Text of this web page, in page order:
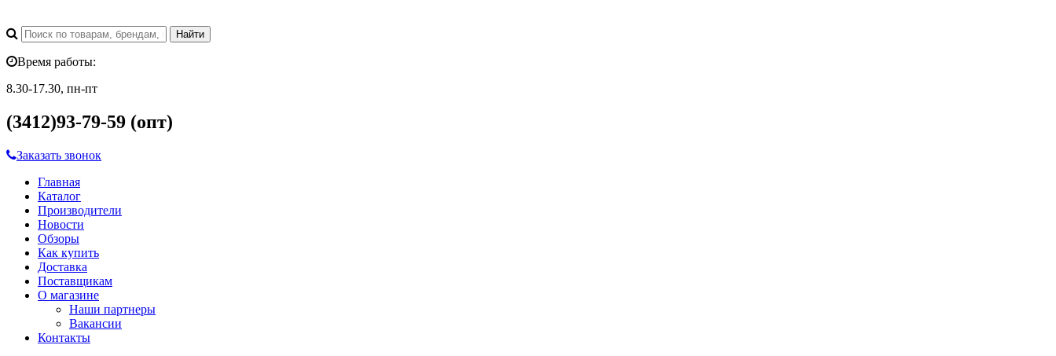
Время работы:
8.30-17.30, пн-пт
(3412)93-79-59 (опт)
Заказать звонок
Главная
Каталог
Производители
Новости
Обзоры
Как купить
Доставка
Поставщикам
О магазине
Наши партнеры
Вакансии
Контакты